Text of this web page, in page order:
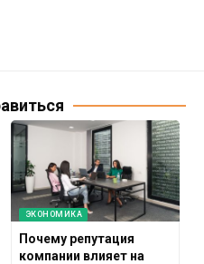
ЭКОНОМИКА
Почему репутация
компании влияет на